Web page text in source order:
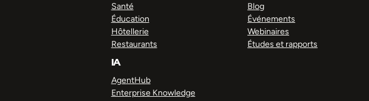
Santé
Éducation
Hôtellerie
Restaurants
IA
AgentHub
Enterprise Knowledge
Blog
Événements
Webinaires
Études et rapports